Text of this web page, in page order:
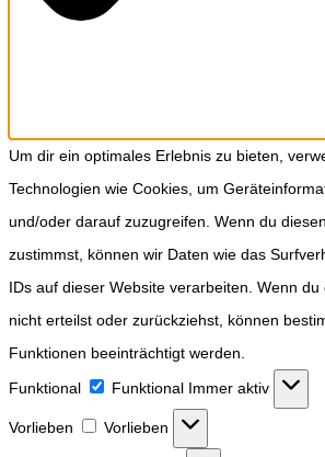
Um dir ein optimales Erlebnis zu bieten,
Technologien wie Cookies, um
und/oder darauf zuzugreifen. Wenn du
zustimmst, können wir Daten wie das
IDs auf dieser Website verarbeiten. Wenn
nicht erteilst oder zurückziehst, können
Funktionen beeinträchtigt werden.
Funktional
Funktional Immer aktiv
Vorlieben Vorlieben